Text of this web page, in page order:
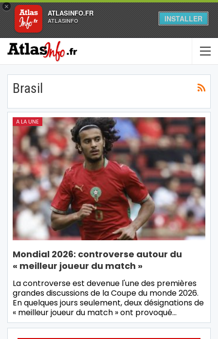
×
ATLASINFO.FR
ATLASINFO INSTALLER
Brasil
A LA UNE
Mondial 2026: controverse autour du
« meilleur joueur du match »
La controverse est devenue l'une des premières
grandes discussions de la Coupe du monde 2026.
En quelques jours seulement, deux désignations de
« meilleur joueur du match » ont provoqué…